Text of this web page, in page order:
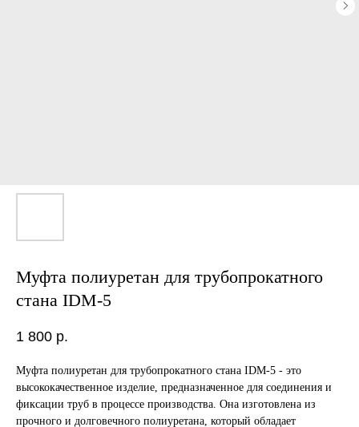
Муфта полиуретан для трубопрокатного
стана IDM-5
1 800 р.
Муфта полиуретан для трубопрокатного стана IDM-5 - это
высококачественное изделие, предназначенное для соединения и
фиксации труб в процессе производства. Она изготовлена из
прочного и долговечного полиуретана, который обладает